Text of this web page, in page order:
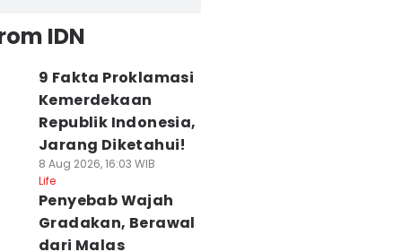
IDN
9 Fakta Proklamasi
Kemerdekaan
Republik Indonesia,
Jarang Diketahui!
8 Aug 2026, 16:03 WIB
Life
Penyebab Wajah
Gradakan, Berawal
dari Malas